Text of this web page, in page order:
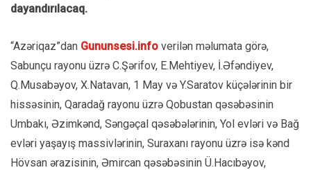
dayandırılacaq.
“Azəriqaz”dan Gununsesi.info verilən məlumata görə,
Sabunçu rayonu üzrə C.Şərifov, E.Mehtiyev, İ.Əfəndiyev,
Q.Musabəyov, X.Natavan, 1 May və Y.Saratov küçələrinin bir
hissəsinin, Qaradağ rayonu üzrə Qobustan qəsəbəsinin
Umbakı, Əzimkənd, Səngəçal qəsəbələrinin, Yol evləri və Bağ
evləri yaşayış massivlərinin, Suraxanı rayonu üzrə isə kənd
Hövsan ərazisinin, Əmircan qəsəbəsinin Ü.Hacıbəyov,